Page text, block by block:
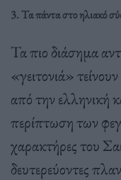
3. Τα πάντα στο ηλιακό
Τα πιο διάσημα
«γειτονιά»
από την ελληνική
περίπτωση των
χαρακτήρες του
δευτερεύοντες